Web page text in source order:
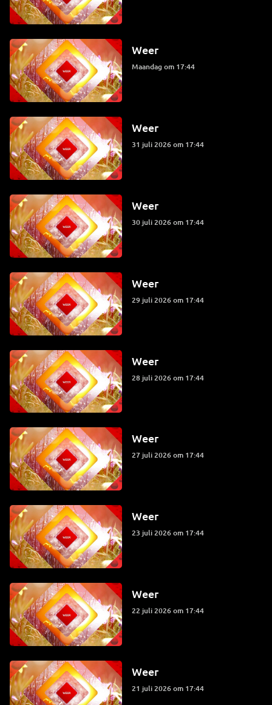
Weer
maandag om 17:44
Weer
31 juli 2026 om 17:44
Weer
30 juli 2026 om 17:44
Weer
29 juli 2026 om 17:44
Weer
28 juli 2026 om 17:44
Weer
27 juli 2026 om 17:44
Weer
23 juli 2026 om 17:44
Weer
22 juli 2026 om 17:44
Weer
21 juli 2026 om 17:44